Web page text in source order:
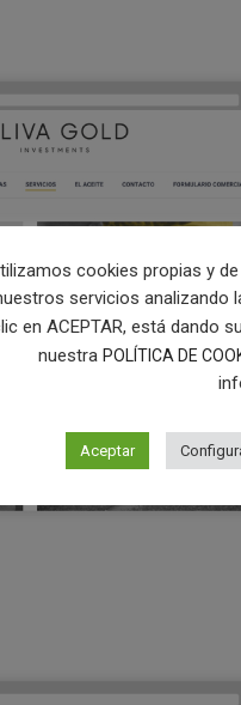
cookies propias y
servicios analizando
en ACEPTAR, está dando
nuestra POLÍTICA DE
Aceptar